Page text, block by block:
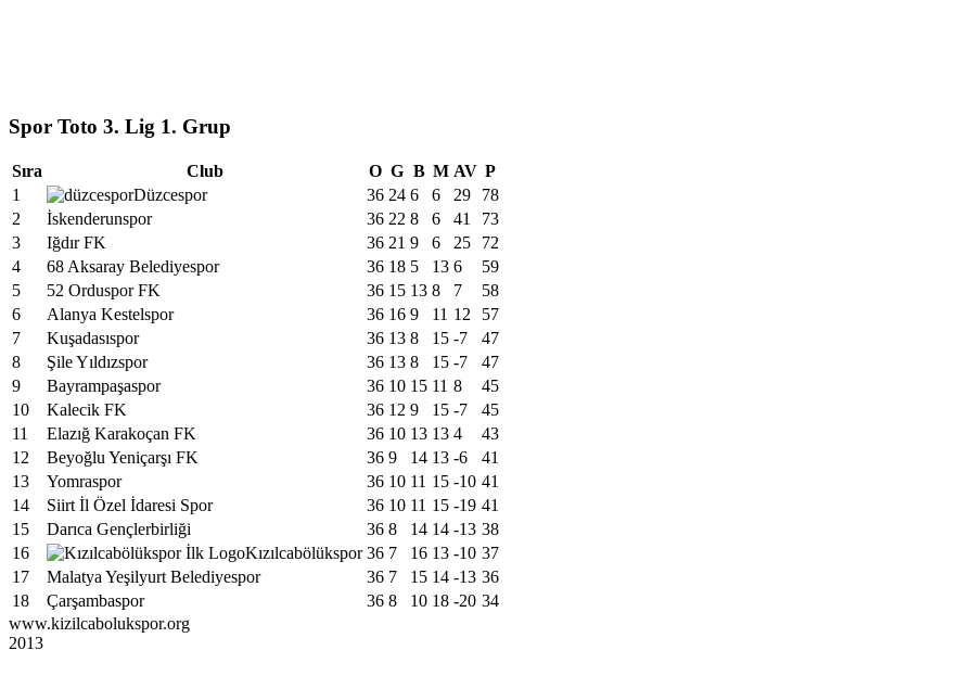
Spor Toto 3. Lig 1. Grup
Sıra Club O G B M AV P
1
Düzcespor 36 24 6 6 29
78
2
İskenderunspor 36 22 8 6 41
73
3
Iğdır FK 36 21 9 6 25
72
4
68 Aksaray Belediyespor 36 18 5 13 6
59
5
52 Orduspor FK 36 15 13 8 7
58
6
Alanya Kestelspor 36 16 9 11 12
57
7
Kuşadasıspor 36 13 8 15 -7
47
8
Şile Yıldızspor 36 13 8 15 -7
47
9
Bayrampaşaspor 36 10 15 11 8
45
10
Kalecik FK 36 12 9 15 -7
45
11
Elazığ Karakoçan FK 36 10 13 13 4
43
12
Beyoğlu Yeniçarşı FK 36 9 14 13 -6
41
13
Yomraspor 36 10 11 15 -10 41
14
Siirt İl Özel İdaresi Spor 36 10 11 15 -19 41
15
Darıca Gençlerbirliği 36 8 14 14 -13 38
16
Kızılcabölükspor 36 7 16 13 -10 37
17
Malatya Yeşilyurt Belediyespor 36 7 15 14 -13 36
18
Çarşambaspor 36 8 10 18 -20 34
www.kizilcabolukspor.org
2013